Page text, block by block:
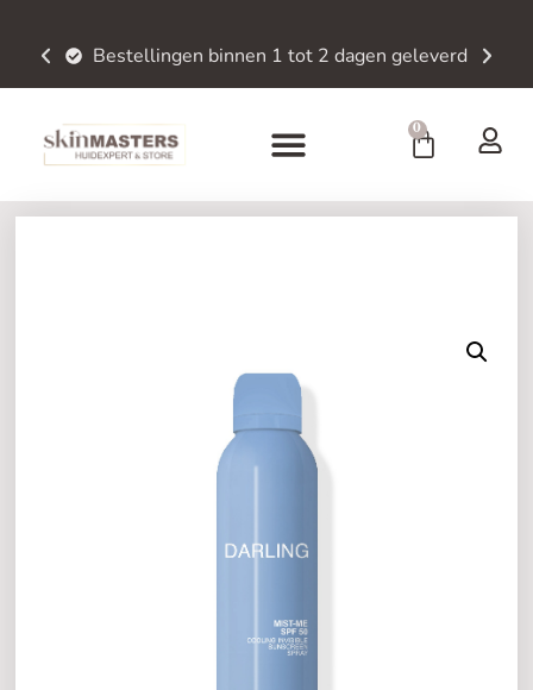
Bestellingen binnen 1 tot 2 dagen geleverd
0